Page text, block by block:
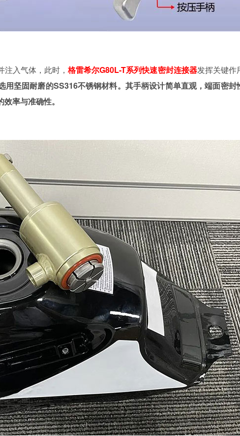
注入气体，此时，格雷希尔G80L-T系列快速密封连接器发挥关键作
用坚固耐磨的SS316不锈钢材料。其手柄设计简单直观，端面密封
率与准确性。